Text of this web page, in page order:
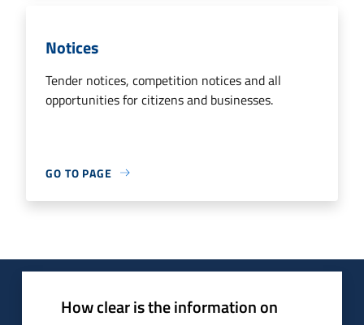
Notices
Tender notices, competition notices and all
opportunities for citizens and businesses.
GO TO PAGE
How clear is the information on